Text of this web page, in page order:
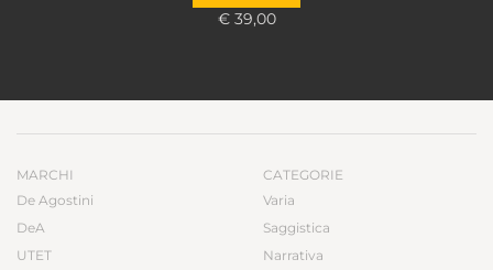
€ 39,00
MARCHI
De Agostini
DeA
UTET
CATEGORIE
Varia
Saggistica
Narrativa